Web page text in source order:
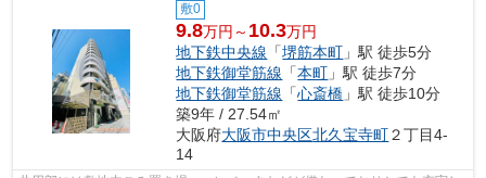
敷0
9.8万円～ 10.3万円
地下鉄中央線 「堺筋本町 」駅 徒歩5分
地下鉄御堂筋線 「本町 」駅 徒歩7分
地下鉄御堂筋線 「心斎橋 」駅 徒歩10分
築9年 / 27.54㎡
大阪府大阪市中央区北久宝寺町２丁目4-
14